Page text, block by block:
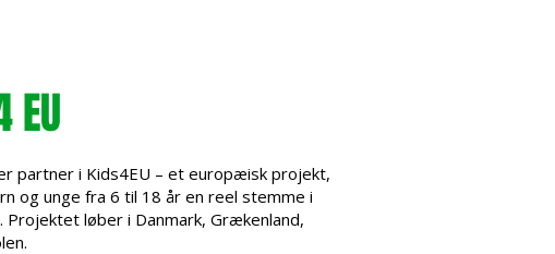
partner i Kids4EU – et europæisk projekt,
og unge fra 6 til 18 år en reel stemme i
Projektet løber i Danmark, Grækenland,